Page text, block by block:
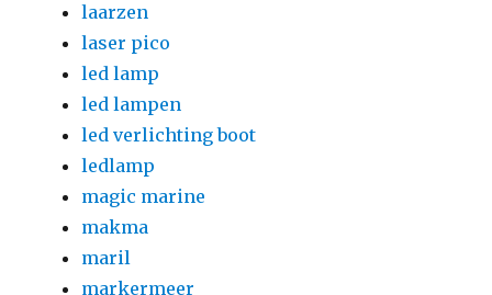
laarzen
laser pico
led lamp
led lampen
led verlichting boot
ledlamp
magic marine
makma
maril
markermeer